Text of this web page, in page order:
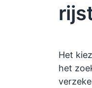
Het
het